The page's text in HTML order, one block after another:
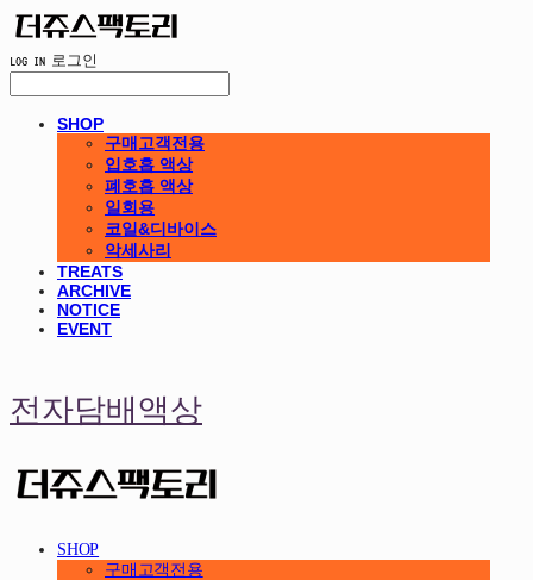
LOG IN 로그인
SHOP
구매고객전용
입호흡 액상
폐호흡 액상
일회용
코일&디바이스
악세사리
TREATS
ARCHIVE
NOTICE
EVENT
전자담배액상
SHOP
구매고객전용